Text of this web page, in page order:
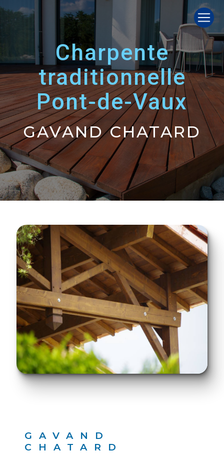
charpente
traditionnelle
Pont-de-Vaux
GAVAND CHATARD
GAVAND
CHATARD
Panneau de gestion des cookies